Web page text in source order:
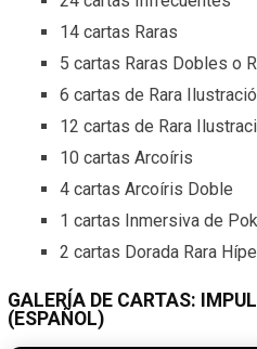
14 cartas Raras
5 cartas Raras Dobles o
6 cartas de Rara
12 cartas de Rara
10 cartas Arcoíris
4 cartas Arcoíris Doble
1 cartas Inmersiva de
2 cartas Dorada Rara
GALERÍA DE CARTAS:
(ESPAÑOL)